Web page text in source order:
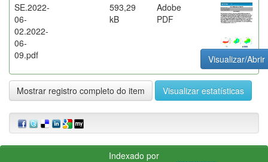
SE.2022-
06-
02.2022-
06-
09.pdf
593,29
kB
Adobe
PDF
Visualizar/Abrir
Mostrar registro completo do item Visualizar estatísticas
Indexado por